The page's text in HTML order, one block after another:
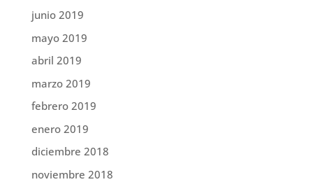
junio 2019
mayo 2019
abril 2019
marzo 2019
febrero 2019
enero 2019
diciembre 2018
noviembre 2018